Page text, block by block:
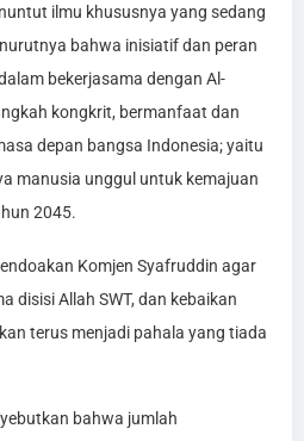
ilmu khususnya yang sedang
bahwa inisiatif dan peran
bekerjasama dengan Al-
kongkrit, bermanfaat dan
depan bangsa Indonesia; yaitu
manusia unggul untuk kemajuan
2045.
Komjen Syafruddin agar
disisi Allah SWT, dan kebaikan
terus menjadi pahala yang tiada
bahwa jumlah